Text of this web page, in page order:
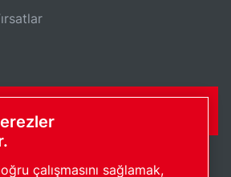
çalışmasını sağlamak,